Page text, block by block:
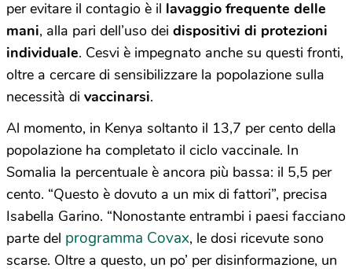
per evitare il contagio è il lavaggio frequente delle
mani, alla pari dell’uso dei dispositivi di protezioni
individuale. Cesvi è impegnato anche su questi fronti,
oltre a cercare di sensibilizzare la popolazione sulla
necessità di vaccinarsi.
Al momento, in Kenya soltanto il 13,7 per cento della
popolazione ha completato il ciclo vaccinale. In
Somalia la percentuale è ancora più bassa: il 5,5 per
cento. “Questo è dovuto a un mix di fattori”, precisa
Isabella Garino. “Nonostante entrambi i paesi facciano
parte del programma Covax, le dosi ricevute sono
scarse. Oltre a questo, un po’ per disinformazione, un